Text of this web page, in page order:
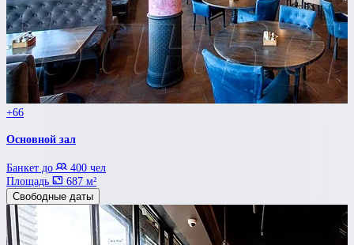
+66
Основной зал
Банкет до
400 чел
Площадь
687 м²
Свободные даты